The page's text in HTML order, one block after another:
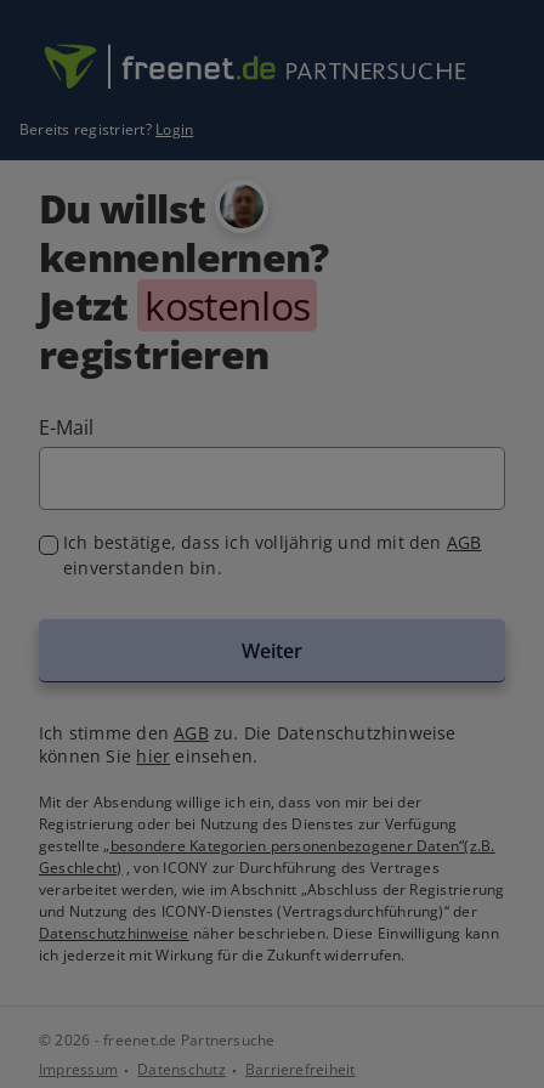
Bereits registriert? Login
Du willst
kennenlernen?
Jetzt kostenlos
registrieren
E-Mail
Ich bestätige, dass ich volljährig und mit den AGB
einverstanden bin.
Weiter
Ich stimme denAGB zu. Die Datenschutzhinweise
können Sie hier einsehen.
Mit der Absendung willige ich ein, dass von mir bei der
Registrierung oder bei Nutzung des Dienstes zur Verfügung
gestellte„besondere Kategorien personenbezogener Daten“(z.B.
Geschlecht) , von ICONY zur Durchführung des Vertrages
verarbeitet werden, wie im Abschnitt „Abschluss der Registrierung
und Nutzung des ICONY-Dienstes (Vertragsdurchführung)“ der
Datenschutzhinweise näher beschrieben. Diese Einwilligung kann
ich jederzeit mit Wirkung für die Zukunft widerrufen.
© 2026 - freenet.de Partnersuche
Impressum
Datenschutz Barrierefreiheit